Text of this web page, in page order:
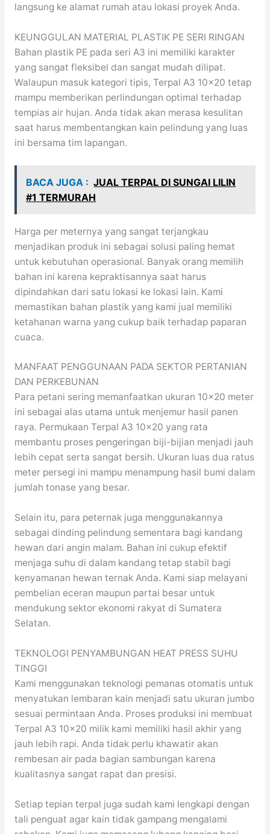
langsung ke alamat rumah atau lokasi proyek Anda.
KEUNGGULAN MATERIAL PLASTIK PE SERI RINGAN
Bahan plastik PE pada seri A3 ini memiliki karakter
yang sangat fleksibel dan sangat mudah dilipat.
Walaupun masuk kategori tipis, Terpal A3 10×20 tetap
mampu memberikan perlindungan optimal terhadap
tempias air hujan. Anda tidak akan merasa kesulitan
saat harus membentangkan kain pelindung yang luas
ini bersama tim lapangan.
BACA JUGA : JUAL TERPAL DI SUNGAI LILIN
#1 TERMURAH
Harga per meternya yang sangat terjangkau
menjadikan produk ini sebagai solusi paling hemat
untuk kebutuhan operasional. Banyak orang memilih
bahan ini karena kepraktisannya saat harus
dipindahkan dari satu lokasi ke lokasi lain. Kami
memastikan bahan plastik yang kami jual memiliki
ketahanan warna yang cukup baik terhadap paparan
cuaca.
MANFAAT PENGGUNAAN PADA SEKTOR PERTANIAN
DAN PERKEBUNAN
Para petani sering memanfaatkan ukuran 10×20 meter
ini sebagai alas utama untuk menjemur hasil panen
raya. Permukaan Terpal A3 10×20 yang rata
membantu proses pengeringan biji-bijian menjadi jauh
lebih cepat serta sangat bersih. Ukuran luas dua ratus
meter persegi ini mampu menampung hasil bumi dalam
jumlah tonase yang besar.
Selain itu, para peternak juga menggunakannya
sebagai dinding pelindung sementara bagi kandang
hewan dari angin malam. Bahan ini cukup efektif
menjaga suhu di dalam kandang tetap stabil bagi
kenyamanan hewan ternak Anda. Kami siap melayani
pembelian eceran maupun partai besar untuk
mendukung sektor ekonomi rakyat di Sumatera
Selatan.
TEKNOLOGI PENYAMBUNGAN HEAT PRESS SUHU
TINGGI
Kami menggunakan teknologi pemanas otomatis untuk
menyatukan lembaran kain menjadi satu ukuran jumbo
sesuai permintaan Anda. Proses produksi ini membuat
Terpal A3 10×20 milik kami memiliki hasil akhir yang
jauh lebih rapi. Anda tidak perlu khawatir akan
rembesan air pada bagian sambungan karena
kualitasnya sangat rapat dan presisi.
Setiap tepian terpal juga sudah kami lengkapi dengan
tali penguat agar kain tidak gampang mengalami